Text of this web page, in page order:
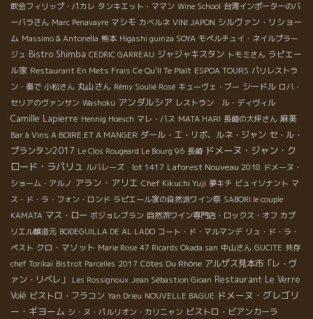
飲会フィリップ・パカレ タンキエット・ママン Wine School 台湾インポーターのバ
ーバラさん Marc Penavayre マシモ カベルネ VINI JAPON シルヴァン・リショー
ム Massimo & Antonella 熊本 Higashi guinza SOYA モペルチュイ・ネイルプラー
ジュ Bistro Shimba CEDRIC GARREAU ジャジャキスタン トモミさん ラピエー
ル家 Restaurant En Mets Frais Ce Qu'Il Te Plaît ESPOA TOURS パリレストラ
ン・奏で 小松さん 丸山さん Rémy Soulié Rosé キューヴェ・ブー シードル ロバ・
セリアのヴァンサン Washoku アンダルシア レストラン ル・ディヴィル
Camille Lapierre Hennig Hoesch マレ・バス MATA HARI 長崎の大坪さん 麻美
Bar à Vins A BOIRE ET A MANGER ダール・エ・リボ、ルネ・ジャン セ・ル・
プランタン2017 Le Clos Rougeard Le Bourg 96 長崎 ドメーヌ・ジャン・ク
ロード・ラパリュ ルバレーズ lot 1417 Laforest Nouveau 2018 ドメーヌ・
ショーム・アルノ アラン・アリエ Chef Kikuchi Yuji 夢キチ ビュイソナント マ
ス・ド・ラ・フォン・ロンド ラピエール家の自然派ワイン祭 SABORI le couple
KAMATA マス・ロー ボジョレブラン 自然派ワイン専門店・ロックス・オフ カプ
リエル醸造元 BODEGUILLA DE AL LADO コート・ド・マルマンデ リュ・ド・ラ・
ペスト クロ・マソット Marie Rose 47 Ricards Okada san 中山さん GUCITE 共存
chef Torikai Bistrot Parcelles 2017 Côtes Du Rhône アルザス見本市「レ・ヴ
ァン・リベレ」
Les Rossignoux Jean Sébastion Gioan Restaurant Le Verre
Volé ビストロ・フラコン Yan Drieu NOUVELLE BAGUE ドメーヌ・グレゴリ
ー・ギヨーム シ・ヌ・パルリオン・カリニャン ビストロ・ビアンカーラ